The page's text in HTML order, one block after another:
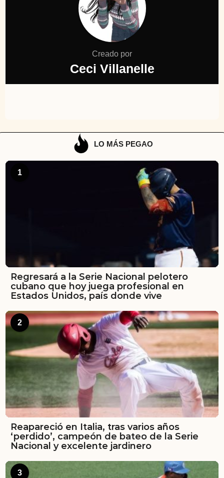
Creado por
Ceci Villanelle
LO MÁS PEGAO
1
Regresará a la Serie Nacional pelotero
cubano que hoy juega profesional en
Estados Unidos, país donde vive
2
Reapareció en Italia, tras varios años
‘perdido’, campeón de bateo de la Serie
Nacional y excelente jardinero
3